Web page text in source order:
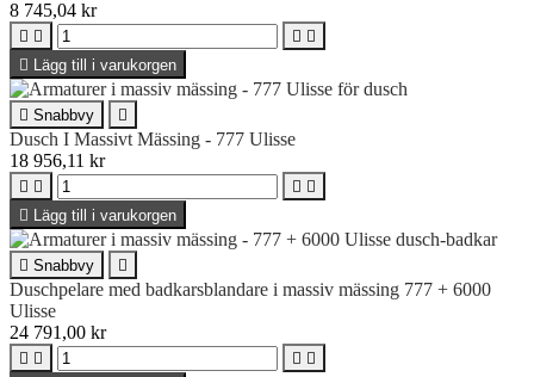
8 745,04 kr
   
 Lägg till i varukorgen
 Snabbvy 
Dusch I Massivt Mässing - 777 Ulisse
18 956,11 kr
   
 Lägg till i varukorgen
 Snabbvy 
Duschpelare med badkarsblandare i massiv mässing 777 + 6000
Ulisse
24 791,00 kr
   